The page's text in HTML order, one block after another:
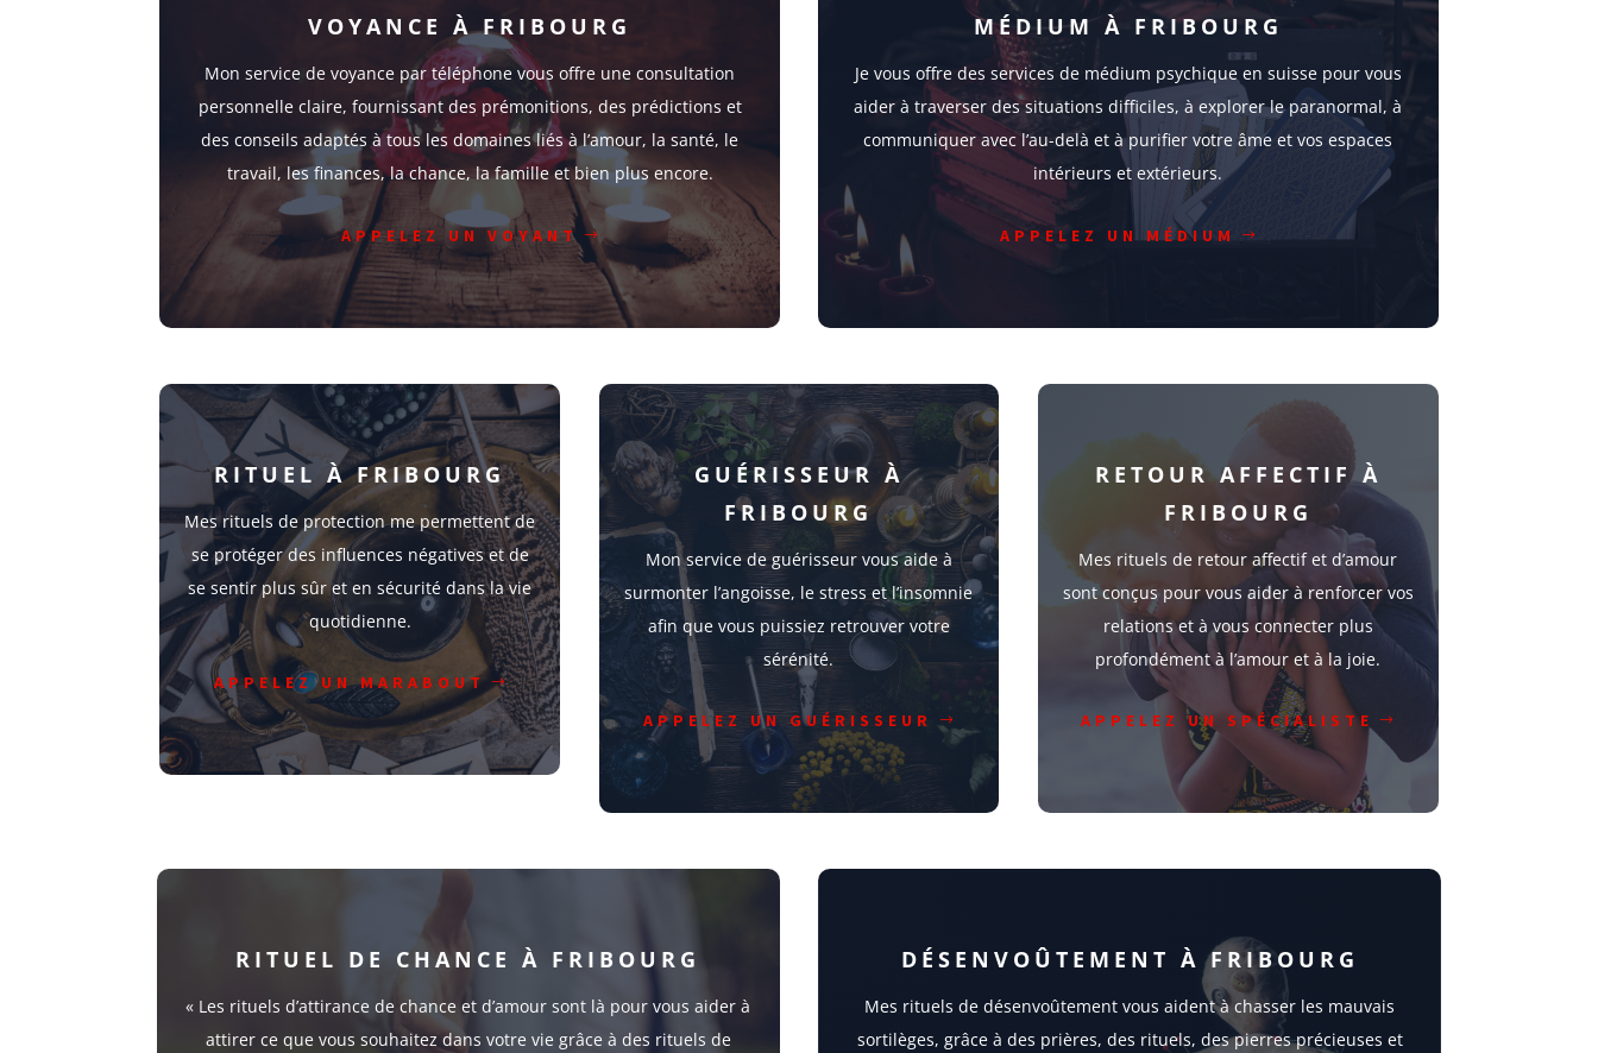
VOYANCE À FRIBOURG
Mon service de voyance par téléphone vous offre une consultation
personnelle claire, fournissant des prémonitions, des prédictions et
des conseils adaptés à tous les domaines liés à l’amour, la santé, le
travail, les finances, la chance, la famille et bien plus encore.
APPELEZ UN VOYANT
MÉDIUM À FRIBOURG
Je vous offre des services de médium psychique en suisse pour vous
aider à traverser des situations difficiles, à explorer le paranormal, à
communiquer avec l’au-delà et à purifier votre âme et vos espaces
intérieurs et extérieurs.
APPELEZ UN MÉDIUM
RITUEL À FRIBOURG
Mes rituels de protection me permettent de
se protéger des influences négatives et de
se sentir plus sûr et en sécurité dans la vie
quotidienne.
APPELEZ UN MARABOUT
GUÉRISSEUR À
FRIBOURG
Mon service de guérisseur vous aide à
surmonter l’angoisse, le stress et l’insomnie
afin que vous puissiez retrouver votre
sérénité.
APPELEZ UN GUÉRISSEUR
RETOUR AFFECTIF À
FRIBOURG
Mes rituels de retour affectif et d’amour
sont conçus pour vous aider à renforcer vos
relations et à vous connecter plus
profondément à l’amour et à la joie.
APPELEZ UN SPÉCIALISTE
RITUEL DE CHANCE À FRIBOURG
« Les rituels d’attirance de chance et d’amour sont là pour vous aider à
attirer ce que vous souhaitez dans votre vie grâce à des rituels de
DÉSENVOÛTEMENT À FRIBOURG
Mes rituels de désenvoûtement vous aident à chasser les mauvais
sortilèges, grâce à des prières, des rituels, des pierres précieuses et